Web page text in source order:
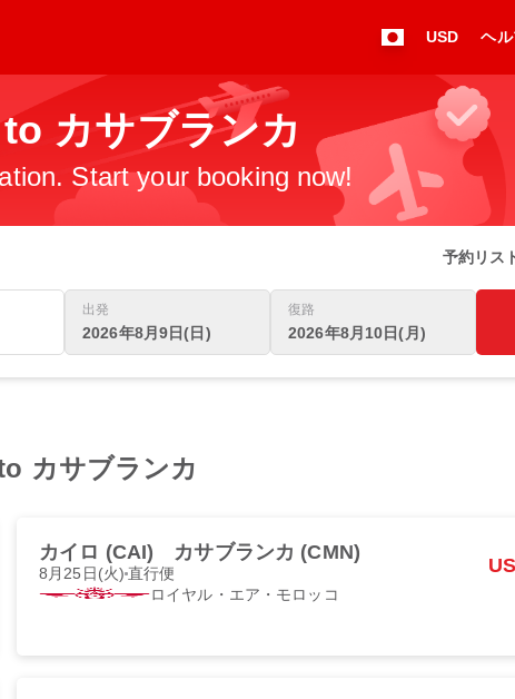
USD ヘ
カサブランカ
Start your booking now!
予約リス
出発
2026年8月9日(日)
復路
2026年8月10日(月)
カサブランカ
カイロ (CAI) カサブランカ (CMN)
8月25日(火)直行便
ロイヤル・エア・モロッコ